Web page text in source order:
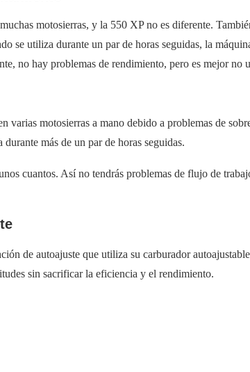
motosierras, y la 550 XP no es diferente.
se utiliza durante un par de horas seguidas, la
no hay problemas de rendimiento, pero es mejor no
varias motosierras a mano debido a problemas de
más de un par de horas seguidas.
cuantos. Así no tendrás problemas de flujo de
de autoajuste que utiliza su carburador
sin sacrificar la eficiencia y el rendimiento.